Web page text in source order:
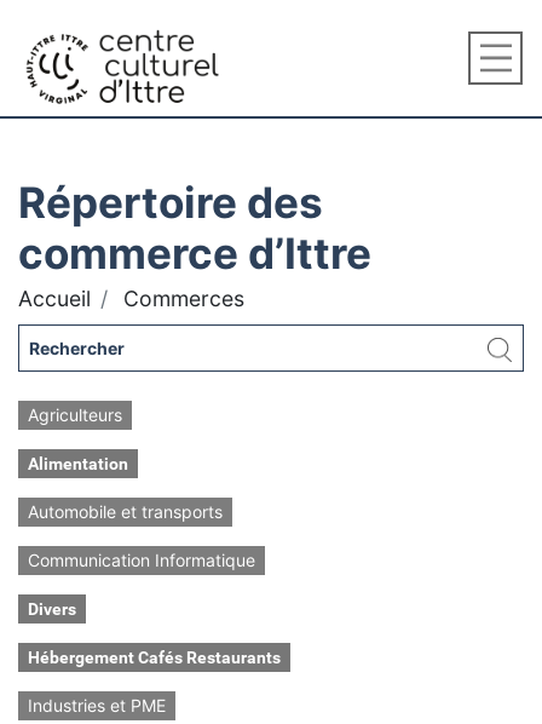
Répertoire des
commerce d’Ittre
Accueil Commerces
Agriculteurs
Alimentation
Automobile et transports
Communication Informatique
Divers
Hébergement Cafés Restaurants
Industries et PME